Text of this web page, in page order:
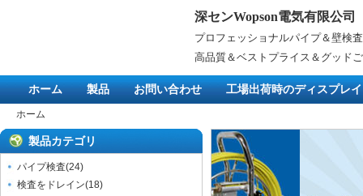
深センWopson電気有限公司
プロフェッショナルパイプ＆壁検
高品質＆ベストプライス＆グッド
ホーム 製品 お問い合わせ 工場出荷時のディスプレイ
ホーム
製品カテゴリ
パイプ検査(24)
検査をドレイン(18)